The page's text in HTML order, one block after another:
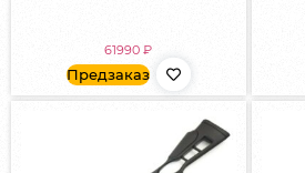
61990₽
Предзаказ